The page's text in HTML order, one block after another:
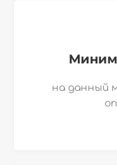
на данный